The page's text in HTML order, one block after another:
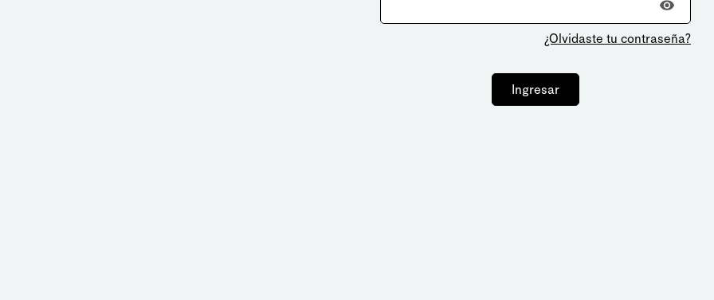
¿Olvidaste tu contraseña?
Ingresar